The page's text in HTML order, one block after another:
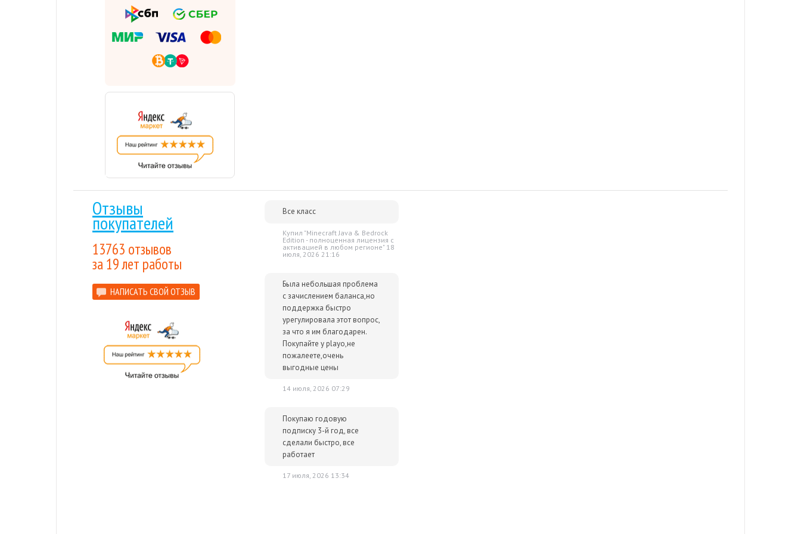
Отзывы
покупателей
13763 отзывов
за 19 лет работы
НАПИСАТЬ СВОЙ ОТЗЫВ
Все класс
Купил "Minecraft Java & Bedrock
Edition - полноценная лицензия c
активацией в любом регионе" 18
июля, 2026 21:16
Была небольшая проблема
с зачислением баланса,но
поддержка быстро
урегулировала этот вопрос,
за что я им благодарен.
Покупайте у playo,не
пожалеете,очень
выгодные цены
14 июля, 2026 07:29
Покупаю годовую
подписку 3-й год, все
сделали быстро, все
работает
17 июля, 2026 13:34